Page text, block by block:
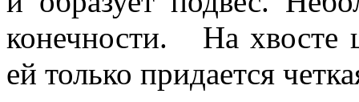
конечности. На хвосте
ей только придается